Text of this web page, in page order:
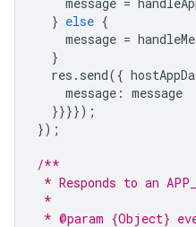
} else {
message =
}
res . send({
message : message
}}}});
});
/**
* Responds to an
*
* @param {Object}